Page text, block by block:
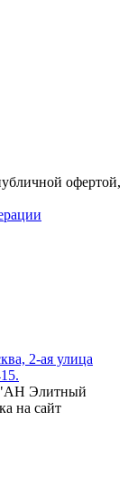
офертой,
2-ая улица
"АН Элитный
на сайт